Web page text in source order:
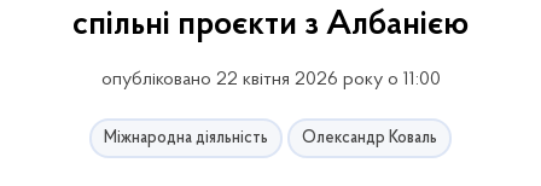
спільні проєкти з Албанією
опубліковано 22 квітня 2026 року о 11:00
Міжнародна діяльність Олександр Коваль